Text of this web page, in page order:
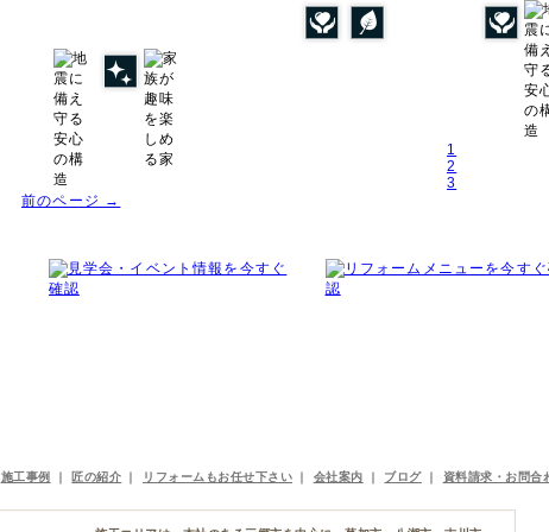
1
2
3
前のページ →
施工事例 ｜ 匠の紹介 ｜ リフォームもお任せ下さい ｜ 会社案内 ｜ ブログ ｜ 資料請求・お問合